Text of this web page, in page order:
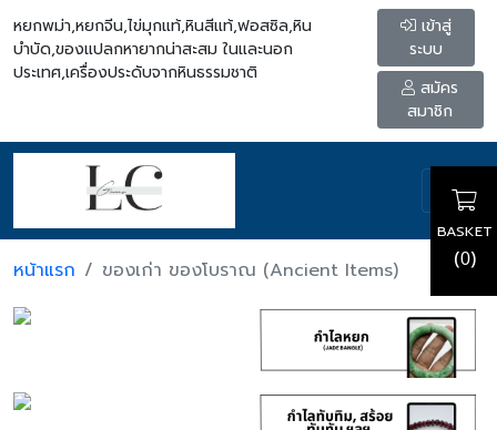
หยกพม่า,หยกจีน,ไข่มุกแท้,หินสีแท้,ฟอสซิล,หิน
บำบัด,ของแปลกหายากน่าสะสม ในและนอก
ประเทศ,เครื่องประดับจากหินธรรมชาติ
เข้าสู่
ระบบ
สมัคร
สมาชิก
BASKET
(0)
หน้าแรก ของเก่า ของโบราณ (Ancient Items)